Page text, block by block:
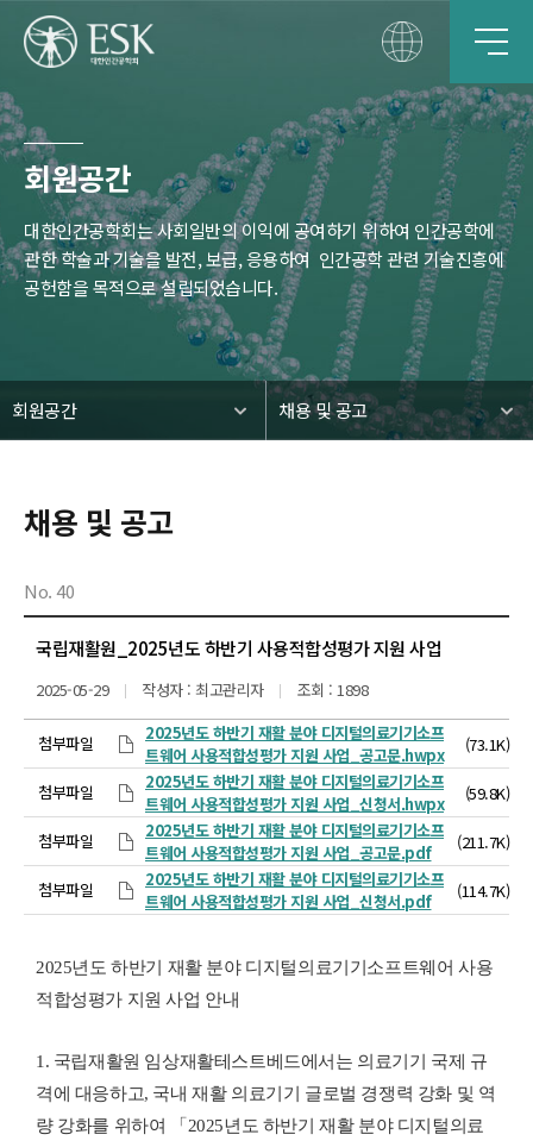
회원공간
대한인간공학회는 사회일반의 이익에 공여하기 위하여 인간공학에
관한 학술과 기술을 발전, 보급, 응용하여 인간공학 관련 기술진흥에
공헌함을 목적으로 설립되었습니다.
회원공간 채용 및 공고
채용 및 공고
No. 40
국립재활원_2025년도 하반기 사용적합성평가 지원 사업
2025-05-29 작성자 : 최고관리자 조회 : 1898
첨부파일
2025년도 하반기 재활 분야 디지털의료기기소프
트웨어 사용적합성평가 지원 사업_공고문.hwpx
(73.1K)
첨부파일
2025년도 하반기 재활 분야 디지털의료기기소프
트웨어 사용적합성평가 지원 사업_신청서.hwpx
(59.8K)
첨부파일
2025년도 하반기 재활 분야 디지털의료기기소프
트웨어 사용적합성평가 지원 사업_공고문.pdf
(211.7K)
첨부파일
2025년도 하반기 재활 분야 디지털의료기기소프
트웨어 사용적합성평가 지원 사업_신청서.pdf
(114.7K)
2025년도 하반기 재활 분야 디지털의료기기소프트웨어 사용
적합성평가 지원 사업 안내
1. 국립재활원 임상재활테스트베드에서는 의료기기 국제 규
격에 대응하고, 국내 재활 의료기기 글로벌 경쟁력 강화 및 역
량 강화를 위하여 「 2025년도 하반기 재활 분야 디지털의료